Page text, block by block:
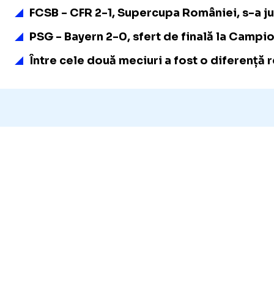
FCSB - CFR 2-1, Supercupa României, s-
PSG - Bayern 2-0, sfert de finală la
Între cele două meciuri a fost o diferență